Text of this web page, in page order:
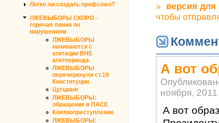
Легко ли создать профсоюз?
ЛЖЕВЫБОРЫ СКОРО -
горячая линия по
нарушениям
ЛЖЕВЫБОРЫ
начинаются с
агитации ВНЕ
агитпериода
ЛЖЕВЫБОРЫ
перечеркнули ст.19
Конституции
Цугцванг
ЛЖЕВЫБОРЫ:
обращение в ПАСЕ
Клятвопреступление
ЛЖЕВЫБОРЫ:
» версия для
чтобы
А вот
ноября,
А вот